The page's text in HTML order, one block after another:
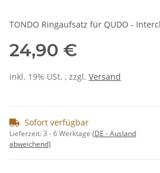
TONDO Ringaufsatz für QUDO -
24,90 €
inkl. 19% USt. , zzgl. Versand
Sofort verfügbar
Lieferzeit:3 - 6 Werktage (DE - Ausland
abweichend)